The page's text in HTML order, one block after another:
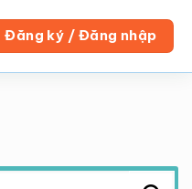
Đăng ký / Đăng nhập